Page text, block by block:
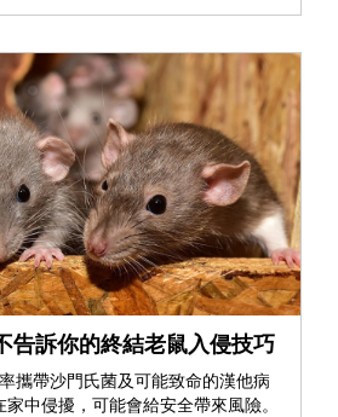
告訴你的終結老鼠入侵技巧
攜帶沙門氏菌及可能致命的漢他病
中侵擾，可能會給安全帶來風險。